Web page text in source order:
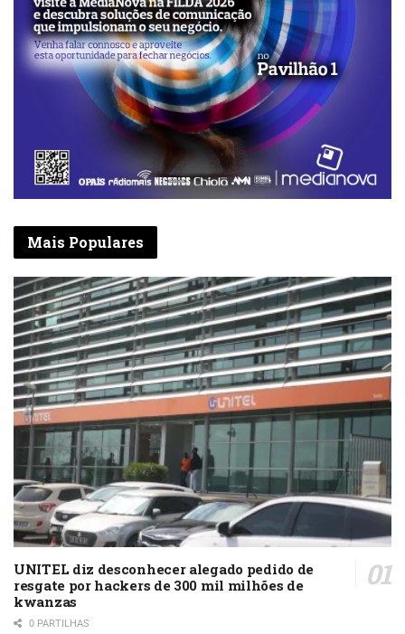
nome”, avançou. Por sua vez, Manuela
Gaspar, acompanhada do esposo, vendeu
toalhas de mesa feitas com pano africano,
procurando trazer algo novo aos clientes,
associando o útil ao agradável.
“Aproveitamos eventos como este para
vender um pouco mais do que nos outros
dias, está tudo barato”, disse.
Mais Populares
UNITEL diz desconhecer alegado pedido de
resgate por hackers de 300 mil milhões de
kwanzas
0 PARTILHAS